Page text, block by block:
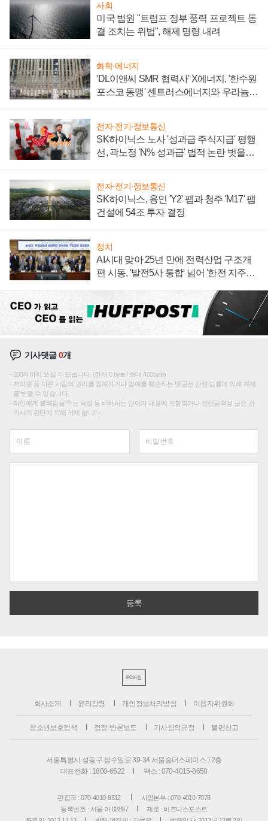
사회
미국 법원 "트럼프 정부 풍력 프로젝트 동
결 조치는 위법", 해제 명령 내려
화학·에너지
'DL이앤씨 SMR 협력사' X에너지, '한수원
포스코 동맹' 센트러스에너지와 우라늄
전자·전기·정보통신
SK하이닉스 노사 '성과급 주식지급' 평행
선, 곽노정 'N% 성과급' 법적 논란 벗을지
전자·전기·정보통신
SK하이닉스, 용인 'Y2' 팹과 청주 'M17' 팹
건설에 54조 투자 결정
정치
AI시대 맞아 25년 만에 전력산업 구조개
편 시동, '발전5사 통합' 넘어 '한전 지주사'
기사댓글0개
200자까지 쓰실 수 있습니다. (현재 0 byte / 최대 400byte)
저작권 등 다른 사람의 권리를 침해하거나 명예를 훼손하는 댓글은 관련 법률에 의해 제재
를 받을 수 있습니다.
타인에게 불쾌감을 주는 욕설 등 비하하는 단어가 내용에 포함되거나 인신공격성 글은 관
리자의 판단에 의해 삭제 합니다.
PC버전
회사소개 윤리강령 개인정보처리방침 이용자위원회
청소년보호정책 정정·반론보도 기사심의규정 불편신고
서울특별시 성동구 성수일로 39-34 서울숲더스페이스 12층
대표전화 : 1800-6522
팩스 : 070-4015-8658
편집국 : 070-4010-8512
사업본부 : 070-4010-7078
등록번호 : 서울 아 02897
제호 : 비즈니스포스트